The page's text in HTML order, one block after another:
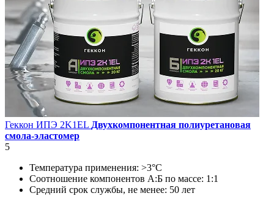
Геккон ИПЭ 2K1EL Двухкомпонентная полиуретановая
смола-эластомер
5
Температура применения: >3°C
Соотношение компонентов А:Б по массе: 1:1
Средний срок службы, не менее: 50 лет